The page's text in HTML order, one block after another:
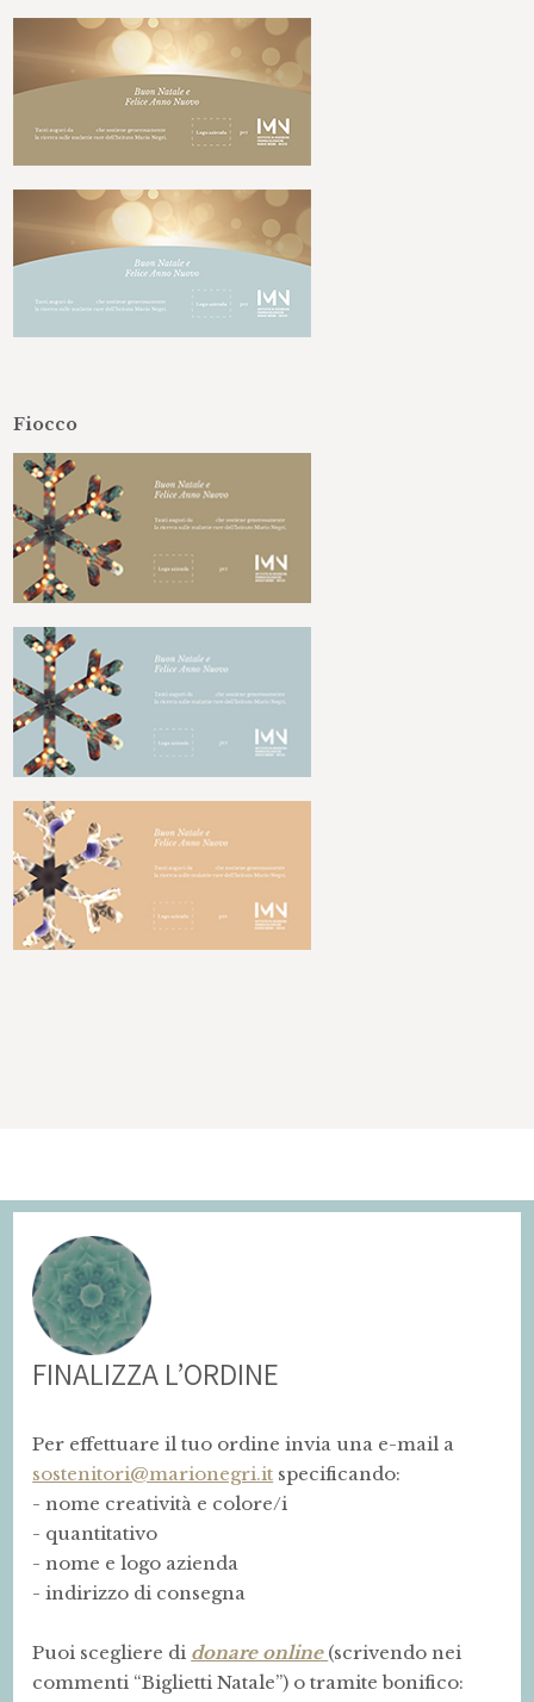
Fiocco
FINALIZZA L’ORDINE
Per effettuare il tuo ordine invia una e-mail a
sostenitori@marionegri.it specificando:
- nome creatività e colore/i
- quantitativo
- nome e logo azienda
- indirizzo di consegna
Puoi scegliere di donare online (scrivendo nei
commenti “Biglietti Natale”) o tramite bonifico: